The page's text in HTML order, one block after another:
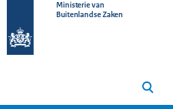
Ministerie van
Buitenlandse Zaken
Zoeken